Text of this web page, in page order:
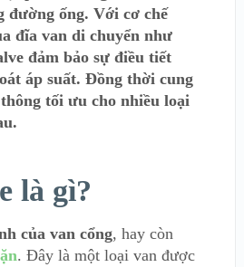
đường ống. Với cơ chế
đĩa van di chuyển như
đảm bảo sự điều tiết
áp suất. Đồng thời cung
tối ưu cho nhiều loại
là gì?
của van cổng, hay còn
. Đây là một loại van được